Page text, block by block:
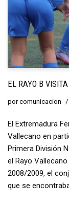
EL RAYO B
porcomunicacion
El Extremadura
Vallecano en
Primera División
el Rayo
2008/2009, el
que se